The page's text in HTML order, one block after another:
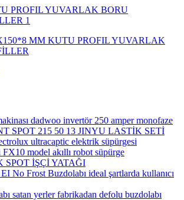
MM KUTU PROFIL YUVARLAK
dadwoo invertör 250 amper monofaze
SPOT 215 50 13 JINYU LASTİK SETİ
ultracaptic elektrik süpürgesi
model akıllı robot süpürge
SPOT İŞÇİ YATAĞI
No Frost Buzdolabı ideal şartlarda kullanıcı
satan yerler fabrikadan defolu buzdolabı